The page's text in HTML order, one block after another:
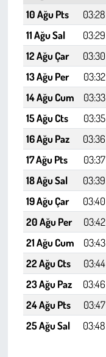
10 Ağu Pts
03:28
11 Ağu Sal
03:29
12 Ağu Çar
03:30
13 Ağu Per
03:32
14 Ağu Cum
03:33
15 Ağu Cts
03:35
16 Ağu Paz
03:36
17 Ağu Pts
03:37
18 Ağu Sal
03:39
19 Ağu Çar
03:40
20 Ağu Per
03:42
21 Ağu Cum
03:43
22 Ağu Cts
03:44
23 Ağu Paz
03:46
24 Ağu Pts
03:47
25 Ağu Sal
03:48